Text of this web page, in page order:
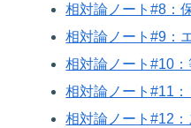
相対論ノート#8：
相対論ノート#9：
相対論ノート#10
相対論ノート#11
相対論ノート#12